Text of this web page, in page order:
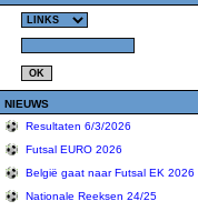
NIEUWS
Resultaten 6/3/2026
Futsal EURO 2026
België gaat naar Futsal EK 2026
Nationale Reeksen 24/25